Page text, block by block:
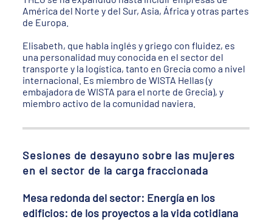
América del Norte y del Sur, Asia, África y otras partes
de Europa.
Elisabeth, que habla inglés y griego con fluidez, es
una personalidad muy conocida en el sector del
transporte y la logística, tanto en Grecia como a nivel
internacional. Es miembro de WISTA Hellas (y
embajadora de WISTA para el norte de Grecia), y
miembro activo de la comunidad naviera.
Sesiones de desayuno sobre las mujeres
en el sector de la carga fraccionada
Mesa redonda del sector: Energía en los
edificios: de los proyectos a la vida cotidiana